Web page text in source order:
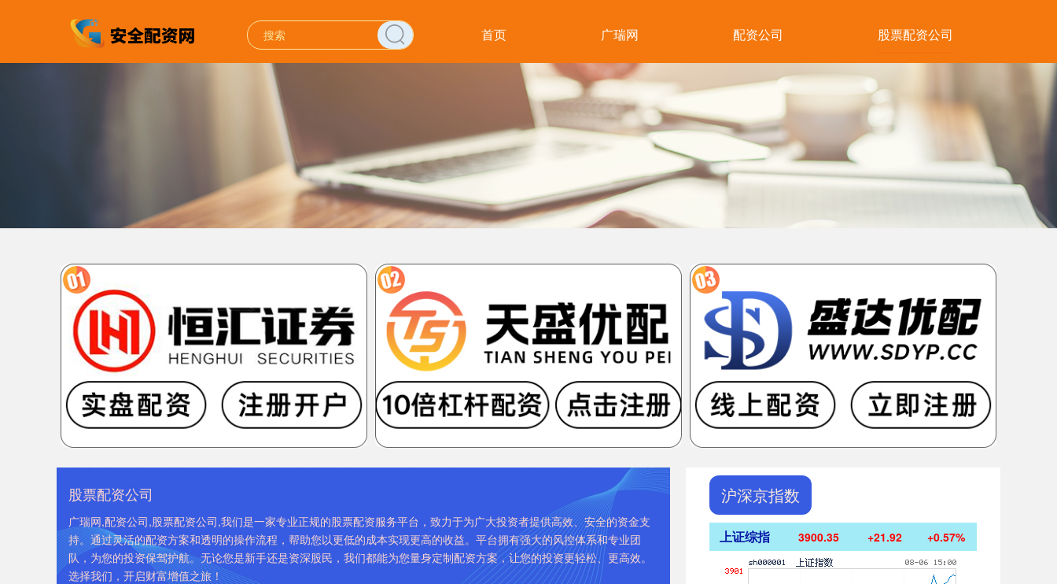
首页 广瑞网 配资公司 股票配资公司
股票配资公司
广瑞网,配资公司,股票配资公司,我们是一家专业正规的股票配资服务平台，致力于为广大投资者提供高效、安全的资金支
持。通过灵活的配资方案和透明的操作流程，帮助您以更低的成本实现更高的收益。平台拥有强大的风控体系和专业团
队，为您的投资保驾护航。无论您是新手还是资深股民，我们都能为您量身定制配资方案，让您的投资更轻松、更高效。
选择我们，开启财富增值之旅！
沪深京指数
上证综指 3900.35 +21.92 +0.57%